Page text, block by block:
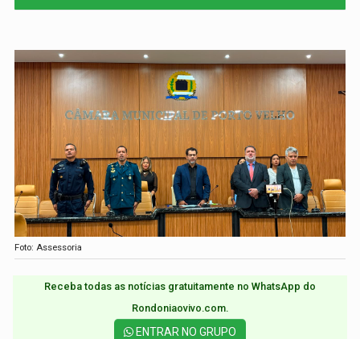
Foto: Assessoria
Receba todas as notícias gratuitamente no WhatsApp do
Rondoniaovivo.com.​
ENTRAR NO GRUPO